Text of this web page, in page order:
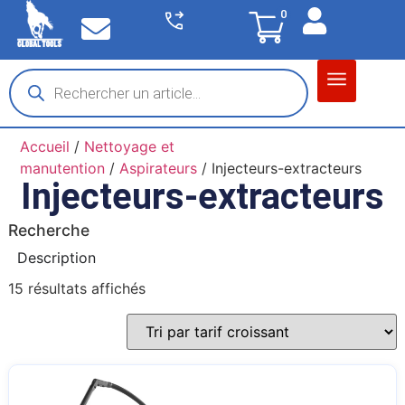
0
Accueil / Nettoyage et
manutention / Aspirateurs / Injecteurs-extracteurs
Injecteurs-extracteurs
Recherche
Description
15 résultats affichés